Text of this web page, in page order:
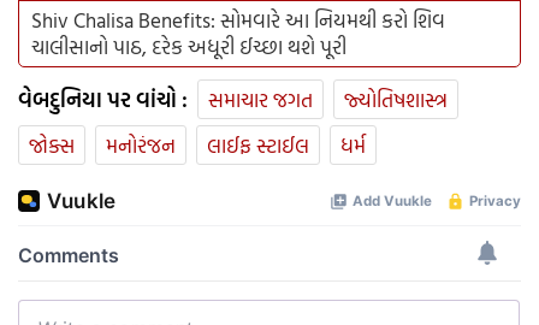
Shiv Chalisa Benefits: સોમવારે આ નિયમથી કરો શિવ
ચાલીસાનો પાઠ, દરેક અધૂરી ઈચ્છા થશે પૂરી
વેબદુનિયા પર વાંચો : સમાચાર જગત
જ્યોતિષશાસ્ત્ર
જોક્સ
મનોરંજન લાઈફ સ્ટાઈલ ધર્મ